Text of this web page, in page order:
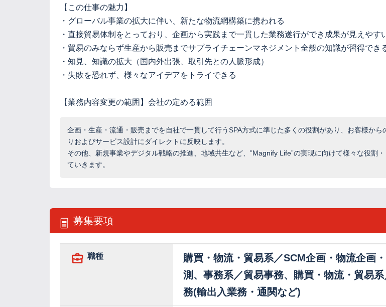
【この仕事の魅力】
・グローバル事業の拡大に伴い、新たな物流網構築に携われる
・直接貿易体制をとっており、企画から実践まで一貫した業務遂行ができ成果が見えやす
・貿易のみならず生産から販売までサプライチェーンマネジメント全般の知識が習得でき
・知見、知識の拡大（国内外出張、取引先との人脈形成）
・失敗を恐れず、様々なアイデアをトライできる
【業務内容変更の範囲】会社の定める範囲
企画・生産・流通・販売までを自社で一貫して行うSPA方式に準じた多くの役割があり、お客様から
りおよびサービス設計にダイレクトに反映します。
その他、新規事業やデジタル戦略の推進、地域共生など、”Magnify Life”の実現に向けて様々な役割
ていきます。
募集要項
職種
購買・物流・貿易系／SCM企画・物流企画
測、事務系／貿易事務、購買・物流・貿易
務(輸出入業務・通関など)